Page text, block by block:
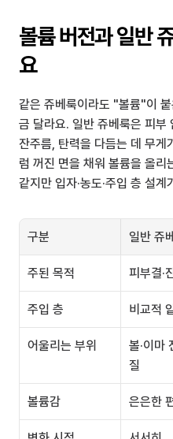
볼륨 버전과 일반
요
같은 쥬베룩이라도 "볼륨"이
금 달라요. 일반 쥬베룩은 피부
잔주름, 탄력을 다듬는 데 무게
럼 꺼진 면을 채워 볼륨을 올리
같지만 입자·농도·주입 층 설
구분 일반 쥬
주된 목적 피부결·
주입 층 비교적
어울리는 부위
볼·이마
질
볼륨감 은은한